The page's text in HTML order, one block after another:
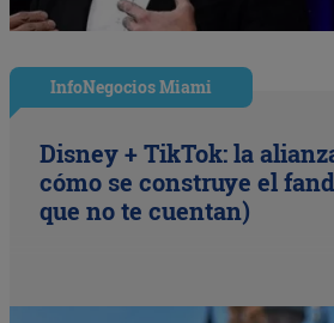
InfoNegocios Miami
Disney + TikTok: la
cómo se construye el
que no te cuentan)